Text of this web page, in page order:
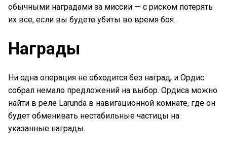
обычными наградами за миссии — с риском потерять
их все, если вы будете убиты во время боя.
Награды
Ни одна операция не обходится без наград, и Ордис
собрал немало предложений на выбор. Ордиса можно
найти в реле Larunda в навигационной комнате, где он
будет обменивать нестабильные частицы на
указанные награды.